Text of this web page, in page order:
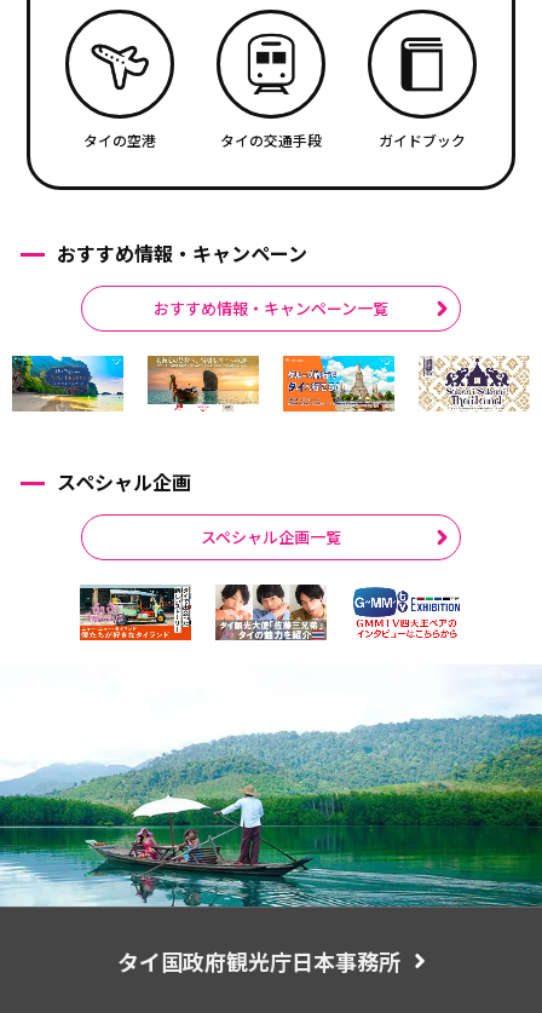
タイの空港 タイの交通手段 ガイドブック
おすすめ情報・キャンペーン
おすすめ情報・キャンペーン一覧
スペシャル企画
スペシャル企画一覧
タイ国政府観光庁日本事務所